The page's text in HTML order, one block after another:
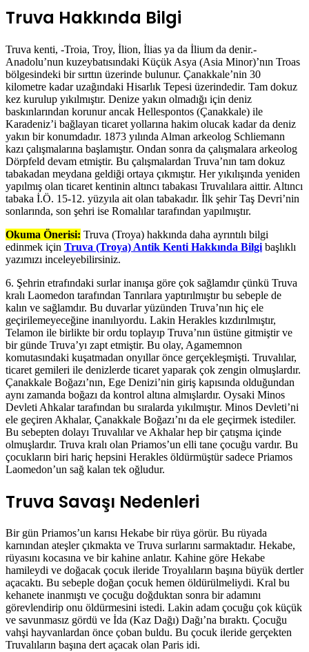
Truva Hakkında Bilgi
Truva kenti, -Troia, Troy, İlion, İlias ya da İlium da denir.-
Anadolu’nun kuzeybatısındaki Küçük Asya (Asia Minor)’nın Troas
bölgesindeki bir sırttın üzerinde bulunur. Çanakkale’nin 30
kilometre kadar uzağındaki Hisarlık Tepesi üzerindedir. Tam dokuz
kez kurulup yıkılmıştır. Denize yakın olmadığı için deniz
baskınlarından korunur ancak Hellespontos (Çanakkale) ile
Karadeniz’i bağlayan ticaret yollarına hakim olucak kadar da deniz
yakın bir konumdadır. 1873 yılında Alman arkeolog Schliemann
kazı çalışmalarına başlamıştır. Ondan sonra da çalışmalara arkeolog
Dörpfeld devam etmiştir. Bu çalışmalardan Truva’nın tam dokuz
tabakadan meydana geldiği ortaya çıkmıştır. Her yıkılışında yeniden
yapılmış olan ticaret kentinin altıncı tabakası Truvalılara aittir. Altıncı
tabaka İ.Ö. 15-12. yüzyıla ait olan tabakadır. İlk şehir Taş Devri’nin
sonlarında, son şehri ise Romalılar tarafından yapılmıştır.
Okuma Önerisi: Truva (Troya) hakkında daha ayrıntılı bilgi
edinmek için Truva (Troya) Antik Kenti Hakkında Bilgi başlıklı
yazımızı inceleyebilirsiniz.
6. Şehrin etrafındaki surlar inanışa göre çok sağlamdır çünkü Truva
kralı Laomedon tarafından Tanrılara yaptırılmıştır bu sebeple de
kalın ve sağlamdır. Bu duvarlar yüzünden Truva’nın hiç ele
geçirilemeyeceğine inanılıyordu. Lakin Herakles kızdırılmıştır,
Telamon ile birlikte bir ordu toplayıp Truva’nın üstüne gitmiştir ve
bir günde Truva’yı zapt etmiştir. Bu olay, Agamemnon
komutasındaki kuşatmadan onyıllar önce gerçekleşmişti. Truvalılar,
ticaret gemileri ile denizlerde ticaret yaparak çok zengin olmuşlardır.
Çanakkale Boğazı’nın, Ege Denizi’nin giriş kapısında olduğundan
aynı zamanda boğazı da kontrol altına almışlardır. Oysaki Minos
Devleti Ahkalar tarafından bu sıralarda yıkılmıştır. Minos Devleti’ni
ele geçiren Akhalar, Çanakkale Boğazı’nı da ele geçirmek istediler.
Bu sebepten dolayı Truvalılar ve Akhalar hep bir çatışma içinde
olmuşlardır. Truva kralı olan Priamos’un elli tane çocuğu vardır. Bu
çocukların biri hariç hepsini Herakles öldürmüştür sadece Priamos
Laomedon’un sağ kalan tek oğludur.
Truva Savaşı Nedenleri
Bir gün Priamos’un karısı Hekabe bir rüya görür. Bu rüyada
karnından ateşler çıkmakta ve Truva surlarını sarmaktadır. Hekabe,
rüyasını kocasına ve bir kahine anlatır. Kahine göre Hekabe
hamileydi ve doğacak çocuk ileride Troyalıların başına büyük dertler
açacaktı. Bu sebeple doğan çocuk hemen öldürülmeliydi. Kral bu
kehanete inanmıştı ve çocuğu doğduktan sonra bir adamını
görevlendirip onu öldürmesini istedi. Lakin adam çocuğu çok küçük
ve savunmasız gördü ve İda (Kaz Dağı) Dağı’na bıraktı. Çocuğu
vahşi hayvanlardan önce çoban buldu. Bu çocuk ileride gerçekten
Truvalıların başına dert açacak olan Paris idi.